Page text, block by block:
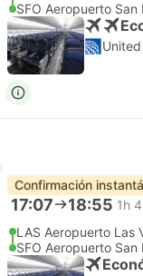
SFO Aeropuerto San
Confirmación
17:07 18:55 1h
LAS Aeropuerto Las
SFO Aeropuerto San